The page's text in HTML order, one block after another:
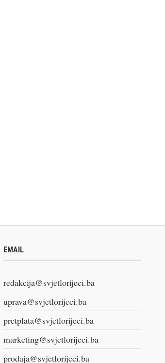
EMAIL
redakcija@svjetlorijeci.ba
uprava@svjetlorijeci.ba
pretplata@svjetlorijeci.ba
marketing@svjetlorijeci.ba
prodaja@svjetlorijeci.ba